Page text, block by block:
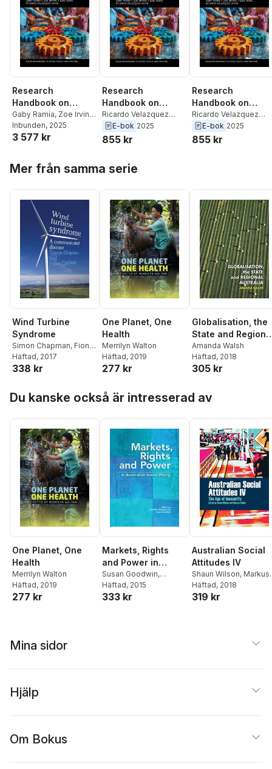
Research
Handbook on
Social Policy and
Employment
Gaby Ramia, Zoe Irving ,
Elke Heins ,Ricardo
Velázquez Leyer
Inbunden, 2025
3 577 kr
Research
Handbook on
Social Policy and
Employment
Ricardo Velazquez
Leyer,Elke Heins
Irving ,Gaby Ramia
E-bok 2025
855 kr
Research
Handbook on
Social Policy and
Employment
Ricardo Velazquez
Leyer,Elke Heins
Irving ,Gaby Ramia
E-bok 2025
855 kr
Mer från samma serie
Wind Turbine
Syndrome
Simon Chapman, Fiona
Crichton
Häftad, 2017
338 kr
One Planet, One
Health
Merrilyn Walton
Häftad, 2019
277 kr
Globalisation, the
State and
Australia
Amanda Walsh
Häftad, 2018
305 kr
Du kanske också är intresserad av
One Planet, One
Health
Merrilyn Walton
Häftad, 2019
277 kr
Markets, Rights
and Power in
Australian Social
Policy
Susan Goodwin,
Gabrielle Meagher
Häftad, 2015
333 kr
Australian Social
Attitudes IV
Shaun Wilson, Markus
Hadler
Häftad, 2018
319 kr
Mina sidor
Hjälp
Om Bokus